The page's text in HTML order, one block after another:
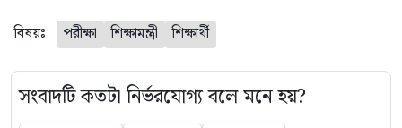
বিষয়ঃ পরীক্ষা শিক্ষামন্ত্রী শিক্ষার্থী
সংবাদটি কতটা নির্ভরযোগ্য বলে মনে হয়?